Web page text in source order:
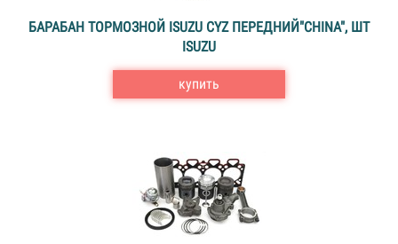
БАРАБАН ТОРМОЗНОЙ ISUZU CYZ ПЕРЕДНИЙ"CHINA", ШТ
ISUZU
купить